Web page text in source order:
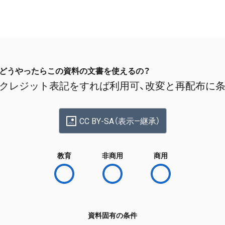
どうやったらこの資料の文書を使えるの？
クレジット表記をすれば利用可、改変と再配布に
CC BY-SA（表示—継承）
教育 非商用 商用
資料固有の条件